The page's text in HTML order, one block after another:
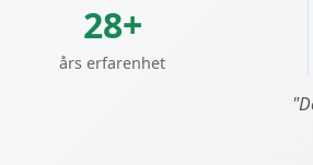
28+
års erfarenhet